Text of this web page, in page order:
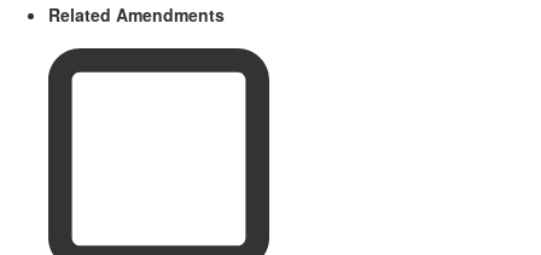
Related Amendments